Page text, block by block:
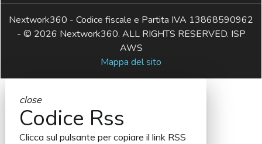
Nextwork360 - Codice fiscale e Partita IVA 13868590962
- © 2026 Nextwork360. ALL RIGHTS RESERVED. ISP
AWS
Mappa del sito
close
Codice Rss
Clicca sul pulsante per copiare il link RSS